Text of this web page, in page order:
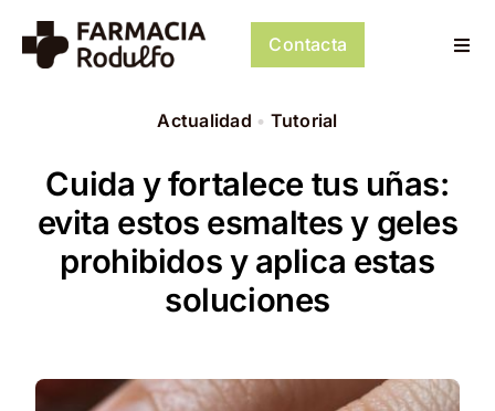
contenido
Psiconeuroinmunología
Dermocosmética
Servicios
Contacta
Actualidad • Tutorial
Cuida y fortalece tus uñas:
evita estos esmaltes y geles
prohibidos y aplica estas
soluciones